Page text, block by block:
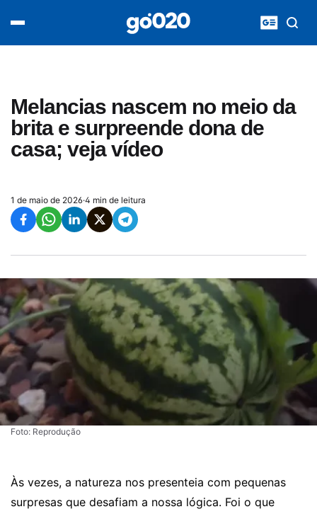
Melancias nascem no meio da
brita e surpreende dona de
casa; veja vídeo
1 de maio de 2026·4 min de leitura
Foto: Reprodução
Às vezes, a natureza nos presenteia com pequenas
surpresas que desafiam a nossa lógica. Foi o que
acontece agora
entretenimento
vídeos
pod020